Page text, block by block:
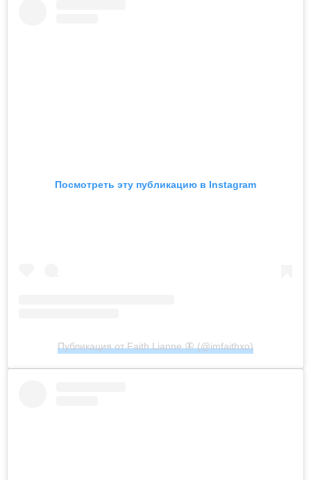
Посмотреть эту публикацию в Instagram
Публикация от Faith Lianne 🦋 (@imfaithxo)